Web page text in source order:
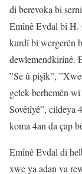
di berevoka bi
Emînê Evdal bi H.
kurdî bi wergerên
dewlemendkirinê.
”Se û pişîk”,
gelek berhemên
Sovêtîyê”, cildeya
koma 4an da çap
Emînê Evdal di
xwe ya adan va